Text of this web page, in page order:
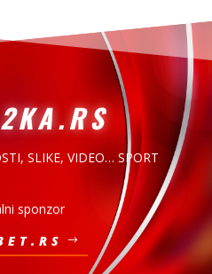
SLIKE, VIDEO… SPORT
sponzor